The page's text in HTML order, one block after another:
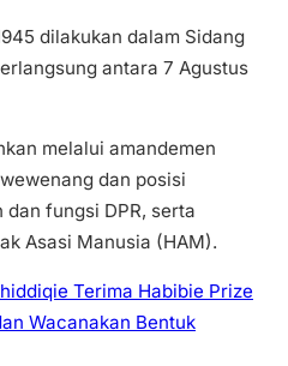
dilakukan dalam Sidang
antara 7 Agustus
melalui amandemen
dan posisi
fungsi DPR, serta
Asasi Manusia (HAM).
Terima Habibie Prize
Wacanakan Bentuk